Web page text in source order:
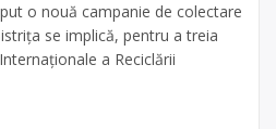
o nouă campanie de colectare
se implică, pentru a treia
a Reciclării